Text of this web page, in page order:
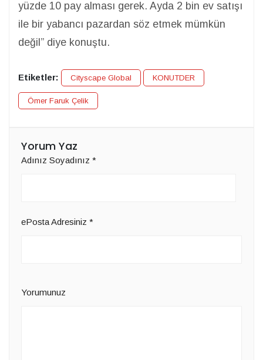
yüzde 10 pay alması gerek. Ayda 2 bin ev satışı
ile bir yabancı pazardan söz etmek mümkün
değil” diye konuştu.
Etiketler: Cityscape Global KONUTDER
Ömer Faruk Çelik
Yorum Yaz
Adınız Soyadınız *
ePosta Adresiniz *
Yorumunuz